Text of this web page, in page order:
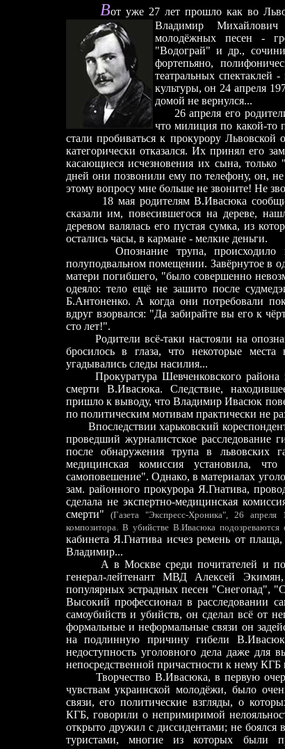
Вот уже 27 лет прошло как во
Владимир
молодёжных песен -
"Водограй" и др.,
фортепьяно,
театральных спектаклей
культуры, он 24 апреля
домой не вернулся...
26 апреля его
что милиция по какой-
стали пробиваться к прокурору
категорически отказался. Их принял его
касающиеся исчезновения их сына,
дней они позвонили ему по телефону, он,
этому вопросу мне больше не звоните! Не
18 мая родителям В.Ивасюка
сказали им, повесившегося на дереве,
деревом валялась его пустая сумка, из
остались часы, в кармане - мелкие деньги.
Опознание трупа,
полуподвальном помещении. Завёрнутое в
матери погибшего, "было совершенно
одеяло: тело ещё не зашито после
Б.Антоненко. А когда они потребовали
вдруг взорвался: "Да забирайте вы его к
сто лет!".
Родители всё-таки настояли на
бросилось в глаза, что некоторые
угадывались следы насилия...
Прокуратура Шевченковского
смерти В.Ивасюка. Cледствие,
пришло к выводу, что Владимир Ивасюк
по политическим мотивам практически не
Впоследствии харьковский
проведший журналистское расследование
после обнаружения трупа в львовских
медицинская комиссия установила,
самоповешение". Однако, в материалах
зам. районного прокурора Я.Гнатива,
сделала не экспертно-медицинская
смерти"(Газета "Экспресс-Хроника", 26
композитора. В убийстве В.Ивасюка
кабинета Я.Гнатива исчез ремень от
Владимир...
А в Москве среди почитателей и
генерал-лейтенант МВД Алексей
популярных эстрадных песен "Снегопад",
Высокий профессионал в расследовании
самоубийств и убийств, он сделал всё от
формальные и неформальные связи он
на подлинную причину гибели
недоступность уголовного дела даже
непосредственной причастности к нему
Творчество В.Ивасюка, в первую
чувствам украинской молодёжи, было
связи, его политические взгляды, о
КГБ, говорили о непримиримой
открыто дружил с диссидентами; не боялся
туристами, многие из которых были